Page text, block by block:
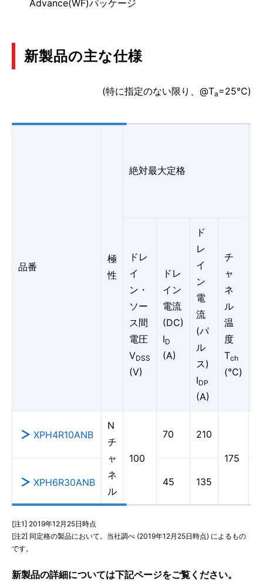
Advance(WF)パッケージ
新製品の主な仕様
(特に指定のない限り、@Ta=25°C)
品番
極
性
絶対最大定格
ドレ
イ
ン・
ソー
ス間
電圧
VDSS
(V)
ドレ
イン
電流
(DC)
ID
(A)
ド
レ
イ
ン
電
流
(パ
ル
ス)
IDP
(A)
チ
ャ
ネ
ル
温
度
Tch
(℃)
XPH4R10ANB
N
チ
ャ
ネ
ル
100
70 210
175
XPH6R30ANB 45 135
[注1] 2019年12月25日時点
[注2] 同定格の製品において。当社調べ (2019年12月25日時点) によるもの
です。
新製品の詳細については下記ページをご覧ください。